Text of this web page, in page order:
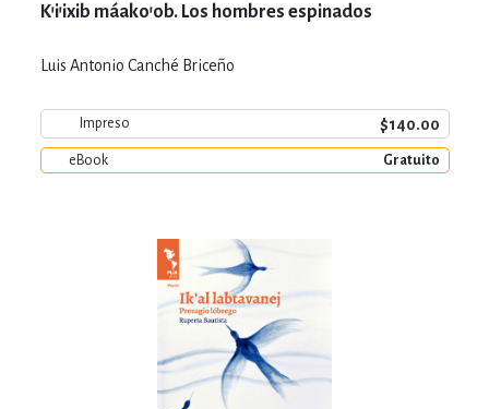
K'i'ixib máako'ob. Los hombres espinados
Luis Antonio Canché Briceño
Impreso $140.00
eBook Gratuito